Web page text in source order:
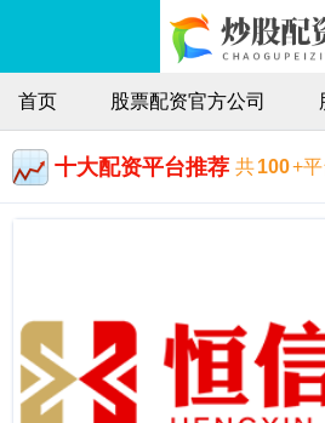
首页 股票配资官方公司
十大配资平台推荐 共100+平